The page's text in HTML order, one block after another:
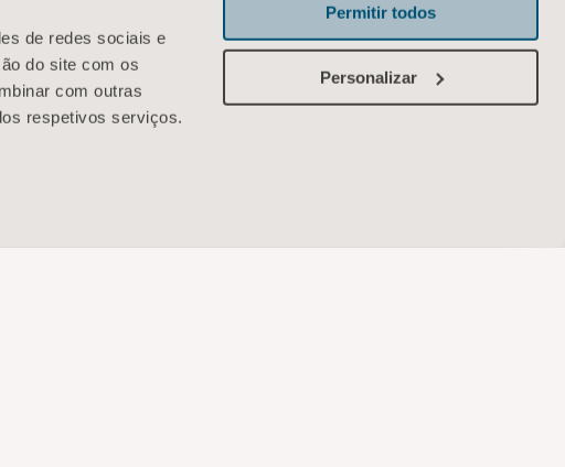
de redes sociais e
do site com os
com outras
respetivos serviços.
Permitir todos
Personalizar